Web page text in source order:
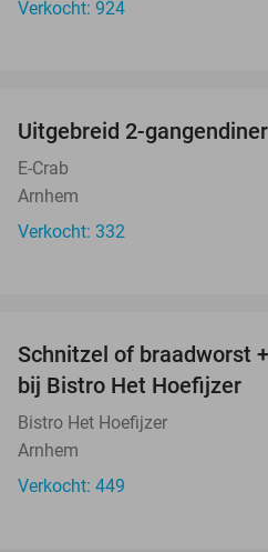
Verkocht: 924
Uitgebreid 2-
E-Crab
Arnhem
Verkocht: 332
Schnitzel of braadworst
bij Bistro Het Hoefijzer
Bistro Het Hoefijzer
Arnhem
Verkocht: 449